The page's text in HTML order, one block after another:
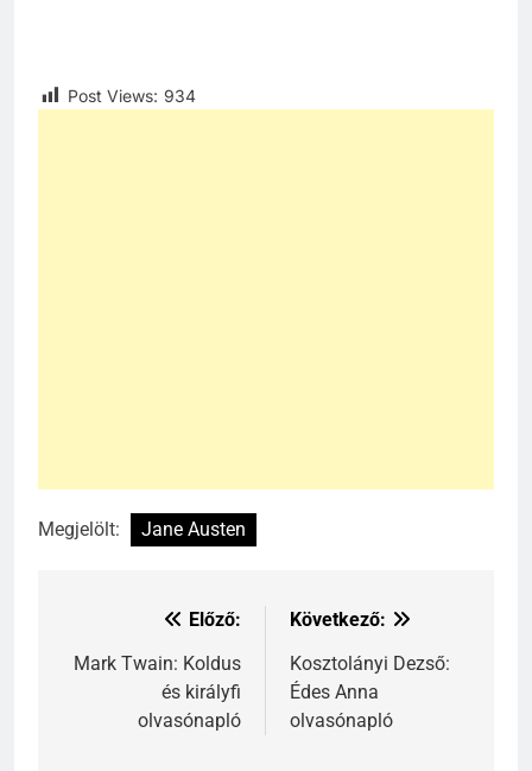
Post Views: 934
Megjelölt: Jane Austen
Bejegyzés
navigáció
Előző:
Mark Twain: Koldus
és királyfi
olvasónapló
Következő:
Kosztolányi Dezső:
Édes Anna
olvasónapló